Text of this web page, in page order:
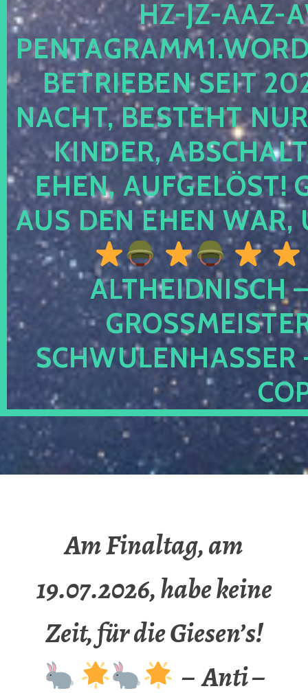
-JZ-AAZ-
TRIEBEN SEIT 2024
CHT, BESTEHT NUR
NDER,
EN, AUFGELÖST!
S DEN EHEN WAR,
ALTHEIDNISCH
CHWULENHASSER
Am Finaltag, am
19.07.2026, habe keine
Zeit, für die Giesen’s!
– Anti –